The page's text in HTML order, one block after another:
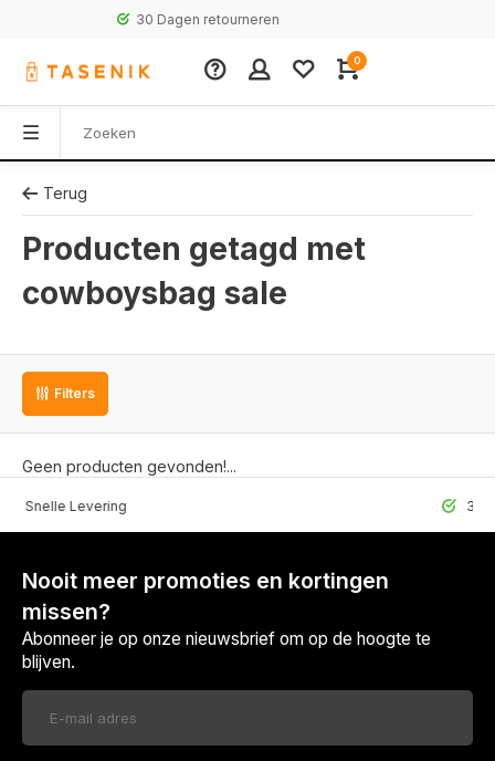
30 Dagen retourneren
0
Terug
Producten getagd met
cowboysbag sale
Filters
Geen producten gevonden!...
Levering 30 Dagen
Nooit meer promoties en kortingen
missen?
Abonneer je op onze nieuwsbrief om op de hoogte te
blijven.